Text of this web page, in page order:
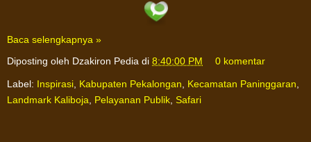
Baca selengkapnya »
Diposting oleh Dzakiron Pedia di 8:40:00 PM 0 komentar
Label: Inspirasi, Kabupaten Pekalongan, Kecamatan Paninggaran,
Landmark Kaliboja, Pelayanan Publik, Safari